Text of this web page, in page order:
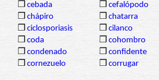
❒ cebada ❒ cefalópodo
❒ chápiro ❒ chatarra
❒ ciclosporiasis ❒ cilanco
❒ coda ❒ cohombro
❒ condenado ❒ confidente
❒ cornezuelo ❒ corrugar